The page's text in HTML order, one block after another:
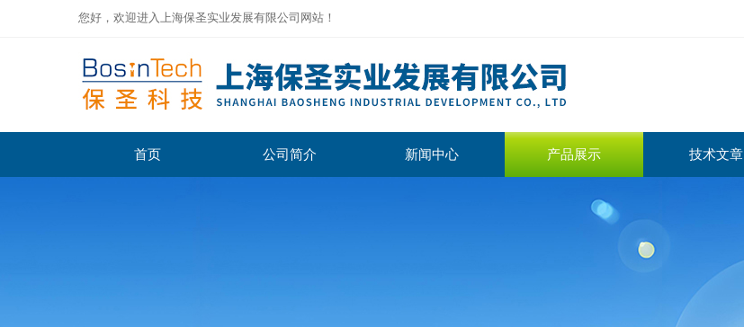
您好，欢迎进入上海保圣实业发展有限公司网站！
首页 公司简介 新闻中心 产品展示 技术文章